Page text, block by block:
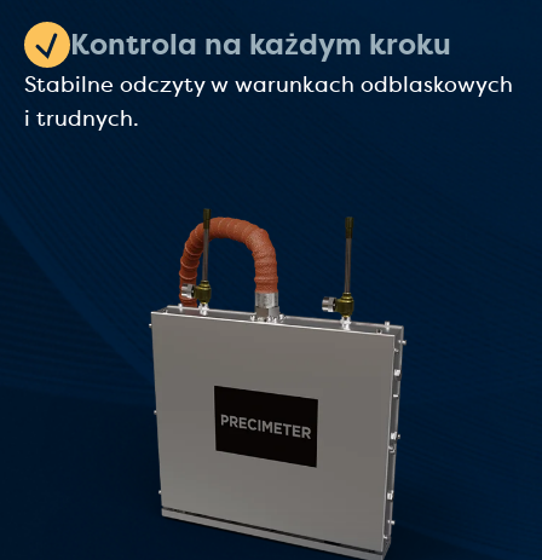
Kontrola na każdym kroku
Stabilne odczyty w warunkach odblaskowych
i trudnych.